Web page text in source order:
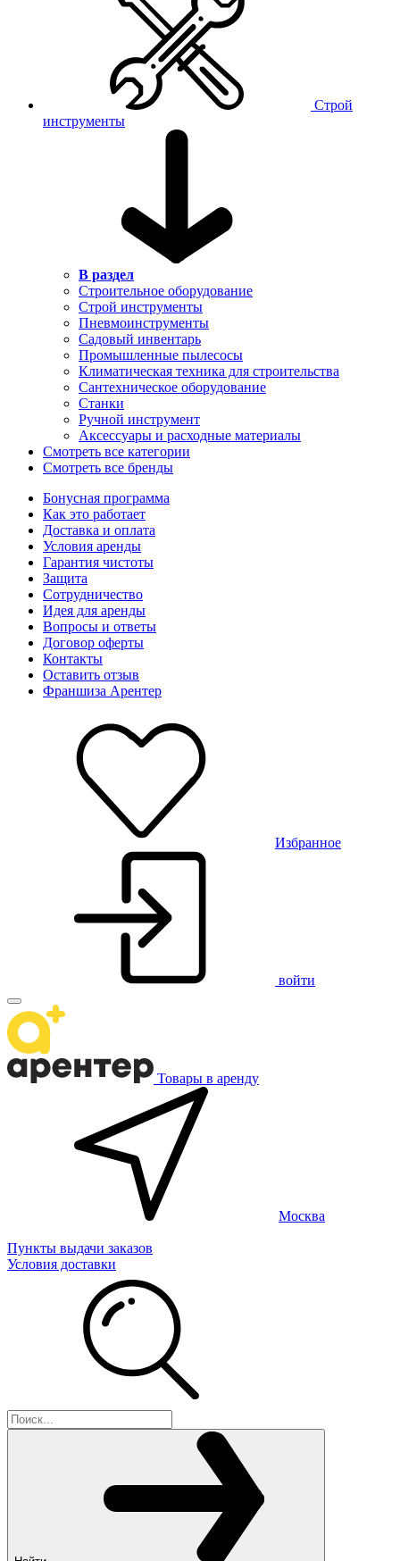
Строй
инструменты
В раздел
Строительное оборудование
Строй инструменты
Пневмоинструменты
Садовый инвентарь
Промышленные пылесосы
Климатическая техника для строительства
Сантехническое оборудование
Станки
Ручной инструмент
Аксессуары и расходные материалы
Смотреть все категории
Смотреть все бренды
Бонусная программа
Как это работает
Доставка и оплата
Условия аренды
Гарантия чистоты
Защита
Сотрудничество
Идея для аренды
Вопросы и ответы
Договор оферты
Контакты
Оставить отзыв
Франшиза Арентер
Избранное
войти
Товары в аренду
Москва
Пункты выдачи заказов
Условия доставки